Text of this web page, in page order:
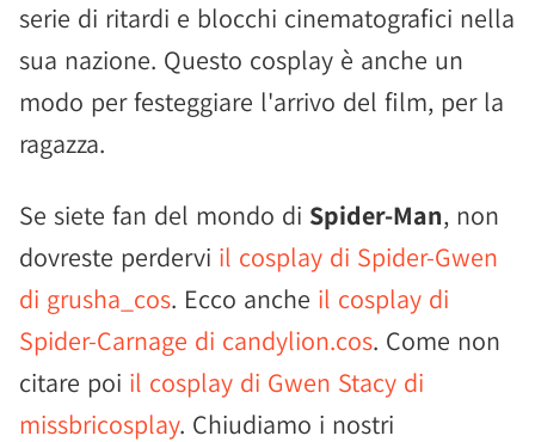
serie di ritardi e blocchi cinematografici nella
sua nazione. Questo cosplay è anche un
modo per festeggiare l'arrivo del film, per la
ragazza.
Se siete fan del mondo di Spider-Man, non
dovreste perdervi il cosplay di Spider-Gwen
di grusha_cos. Ecco anche il cosplay di
Spider-Carnage di candylion.cos. Come non
citare poi il cosplay di Gwen Stacy di
missbricosplay. Chiudiamo i nostri